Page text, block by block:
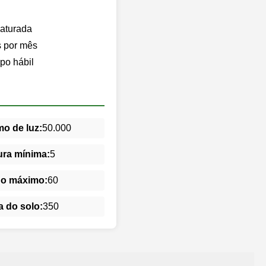
por mês
hábil
de luz:50.000
mínima:5
máximo:60
do solo:350